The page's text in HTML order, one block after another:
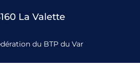
La Valette
du BTP du Var